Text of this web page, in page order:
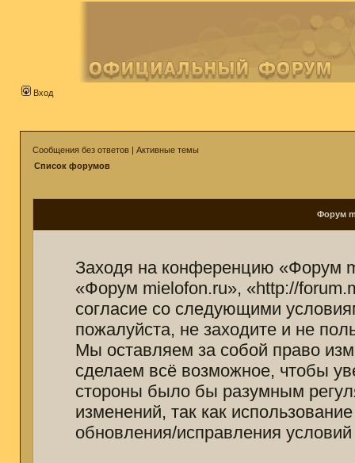
Вход
Сообщения без ответов | Активные темы
Список форумов
Форум
Заходя на конференцию «Форум
«Форум mielofon.ru», «http://
согласие со следующими
пожалуйста, не заходите и не
Мы оставляем за собой право
сделаем всё возможное, чтобы
стороны было бы разумным
изменений, так как
обновления/исправления